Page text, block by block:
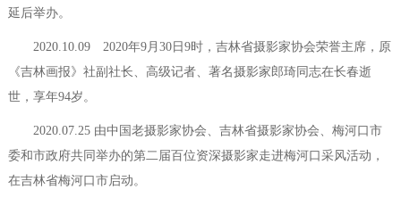
延后举办。
2020.10.09 2020年9月30日9时，吉林省摄影家协会荣誉主席，原
《吉林画报》社副社长、高级记者、著名摄影家郎琦同志在长春逝
世，享年94岁。
2020.07.25 由中国老摄影家协会、吉林省摄影家协会、梅河口市
委和市政府共同举办的第二届百位资深摄影家走进梅河口采风活动，
在吉林省梅河口市启动。